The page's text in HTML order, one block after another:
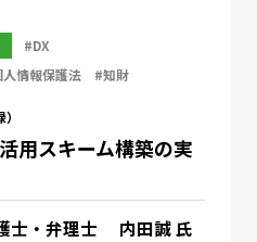
#DX
情報保護法 #知財
用スキーム構築の実
士・弁理士 内田誠 氏